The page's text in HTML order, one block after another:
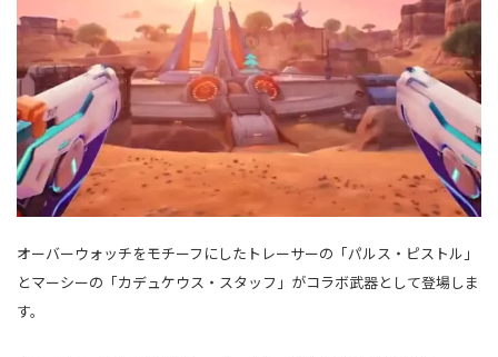
オーバーウォッチをモチーフにしたトレーサーの「パルス・ピストル」
とマーシーの「カデュケウス・スタッフ」がコラボ武器として登場しま
す。